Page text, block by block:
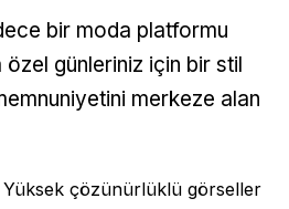
bir moda platformu
özel günleriniz için bir stil
merkeze alan
Yüksek çözünürlüklü görseller